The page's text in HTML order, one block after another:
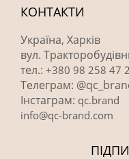
КОНТАКТИ
Україна, Харків
вул.
тел.: +380 98 258 47
Телеграм:
Інстаграм: qc.brand
info@qc-brand.com